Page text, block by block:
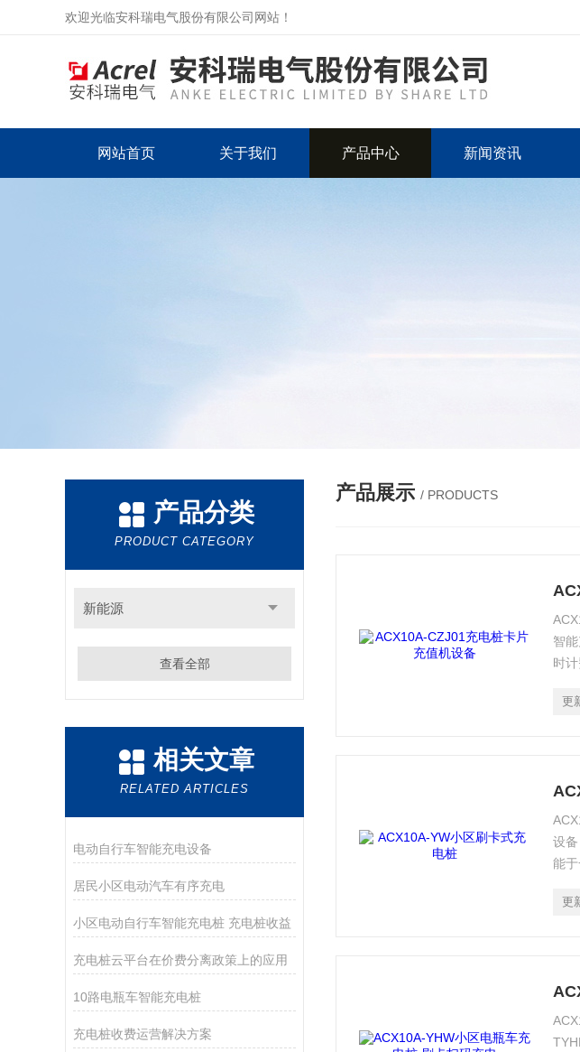
欢迎光临安科瑞电气股份有限公司网站！
网站首页 关于我们 产品中心 新闻资讯
产品分类
PRODUCT CATEGORY
新能源
查看全部
相关文章
RELATED ARTICLES
电动自行车智能充电设备
居民小区电动汽车有序充电
小区电动自行车智能充电桩 充电桩收益
充电桩云平台在价费分离政策上的应用
10路电瓶车智能充电桩
充电桩收费运营解决方案
产品展示 / PRODUCTS
智
时
更
设
能
更